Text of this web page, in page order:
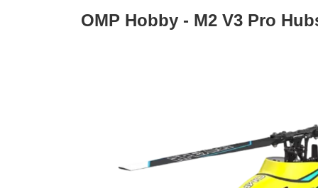
OMP Hobby - M2 V3 Pro